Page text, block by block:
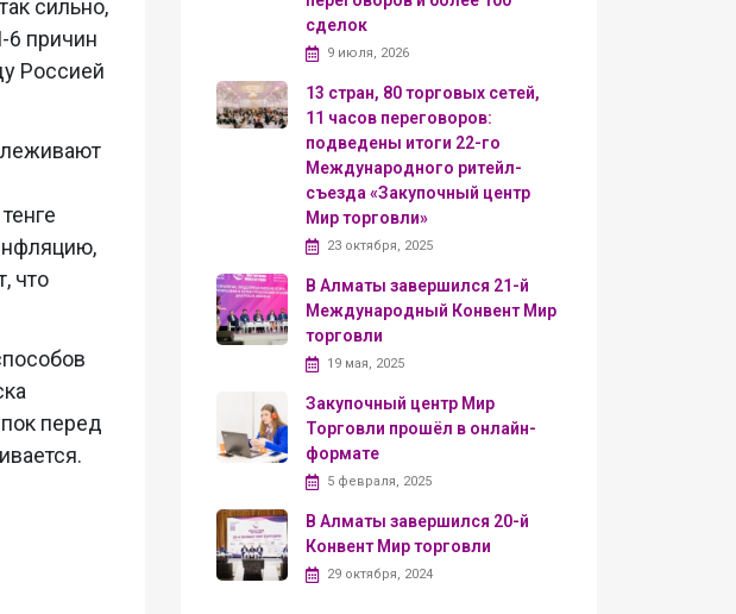
сильно,
6 причин
Россией
что
перед
сделок
9 июля, 2026
13 стран, 80 торговых сетей,
11 часов переговоров:
подведены итоги 22-го
Международного ритейл-
съезда «Закупочный центр
Мир торговли»
23 октября, 2025
В Алматы завершился 21-й
Международный Конвент Мир
торговли
19 мая, 2025
Закупочный центр Мир
Торговли прошёл в онлайн-
формате
5 февраля, 2025
В Алматы завершился 20-й
Конвент Мир торговли
29 октября, 2024